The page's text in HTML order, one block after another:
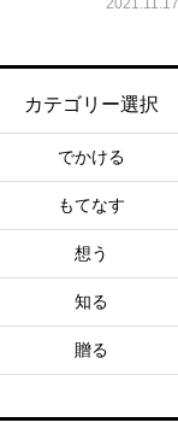
2021.11.17
カテゴリー選択
でかける
もてなす
想う
知る
贈る